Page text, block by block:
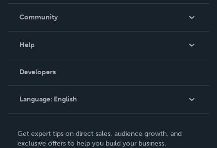
In The News
Community
Podcast
Help
Order Lookup
Knowledge Base
Contact Support
Developers
Language: English
Deutsch
Get expert tips on direct sales, audience growth, and
exclusive offers to help you build your business.